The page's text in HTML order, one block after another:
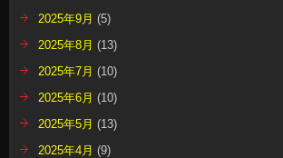
2025年9月 (5)
2025年8月 (13)
2025年7月 (10)
2025年6月 (10)
2025年5月 (13)
2025年4月 (9)